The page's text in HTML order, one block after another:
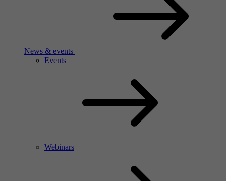
News & events
Events
Webinars